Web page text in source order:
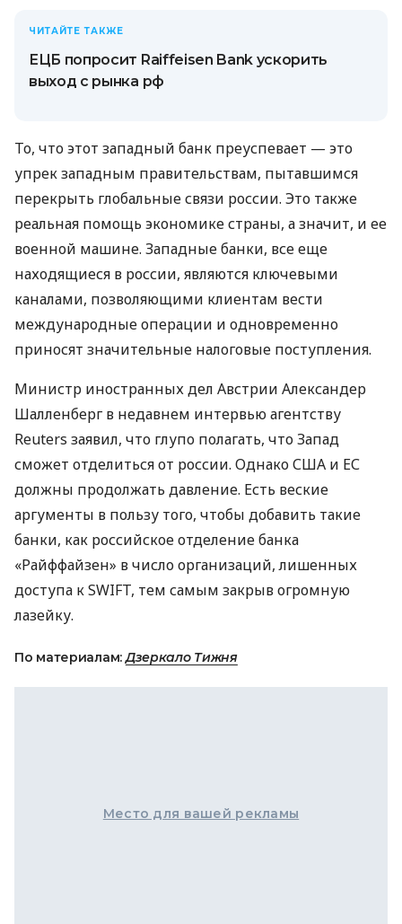
ЧИТАЙТЕ ТАКЖЕ
ЕЦБ попросит Raiffeisen Bank ускорить
выход с рынка рф
То, что этот западный банк преуспевает — это
упрек западным правительствам, пытавшимся
перекрыть глобальные связи россии. Это также
реальная помощь экономике страны, а значит, и ее
военной машине. Западные банки, все еще
находящиеся в россии, являются ключевыми
каналами, позволяющими клиентам вести
международные операции и одновременно
приносят значительные налоговые поступления.
Министр иностранных дел Австрии Александер
Шалленберг в недавнем интервью агентству
Reuters заявил, что глупо полагать, что Запад
сможет отделиться от россии. Однако США и ЕС
должны продолжать давление. Есть веские
аргументы в пользу того, чтобы добавить такие
банки, как российское отделение банка
«Райффайзен» в число организаций, лишенных
доступа к SWIFT, тем самым закрыв огромную
лазейку.
По материалам:Дзеркало Тижня
Место для вашей рекламы